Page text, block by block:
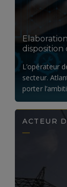
disposition
L’opérateur
secteur.
porter
ACTEUR